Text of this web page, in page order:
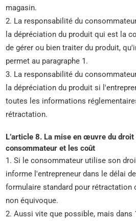
magasin.
2. La responsabilité du
la dépréciation du produit qui est la
de gérer ou bien traiter du produit,
permet au paragraphe 1.
3. La responsabilité du
la dépréciation du produit si
toutes les informations
rétractation.
L’article 8. La mise en œuvre du
consommateur et les coût
1. Si le consommateur utilise son
informe l'entrepreneur dans le délai
formulaire standard pour rétractation
non équivoque.
2. Aussi vite que possible, mais dans